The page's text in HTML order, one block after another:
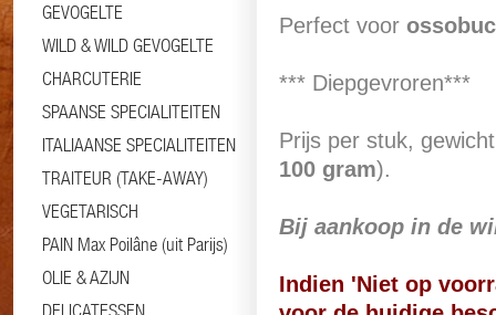
GEVOGELTE
WILD & WILD GEVOGELTE
CHARCUTERIE
SPAANSE SPECIALITEITEN
ITALIAANSE SPECIALITEITEN
TRAITEUR (TAKE-AWAY)
VEGETARISCH
PAIN Max Poilâne (uit Parijs)
OLIE & AZIJN
DELICATESSEN
Perfect voor
*** Diepgevroren***
Prijs per stuk,
100 gram).
Bij aankoop in de
Indien 'Niet op